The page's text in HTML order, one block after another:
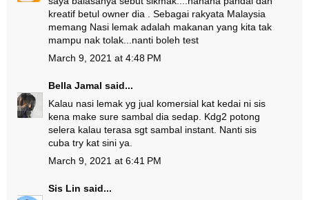
kreatif betul owner dia . Sebagai rakyata Malaysia
memang Nasi lemak adalah makanan yang kita tak
mampu nak tolak...nanti boleh test
March 9, 2021 at 4:48 PM
Bella Jamal said...
Kalau nasi lemak yg jual komersial kat kedai ni sis
kena make sure sambal dia sedap. Kdg2 potong
selera kalau terasa sgt sambal instant. Nanti sis
cuba try kat sini ya.
March 9, 2021 at 6:41 PM
Sis Lin said...